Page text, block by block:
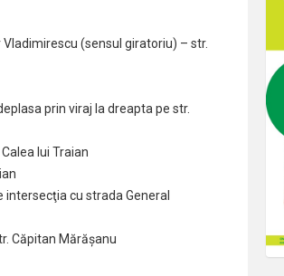
(sensul giratoriu) – str.
prin viraj la dreapta pe str.
lui Traian
cu strada General
Căpitan Mărăşanu